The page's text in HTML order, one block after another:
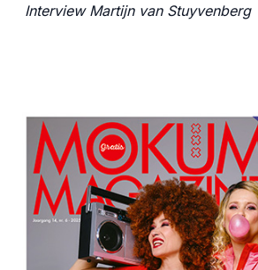
Interview Martijn van Stuyvenberg